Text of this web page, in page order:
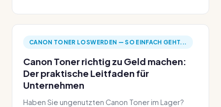
CANON TONER LOSWERDEN — SO EINFACH GEHT...
Canon Toner richtig zu Geld machen:
Der praktische Leitfaden für
Unternehmen
Haben Sie ungenutzten Canon Toner im Lager?